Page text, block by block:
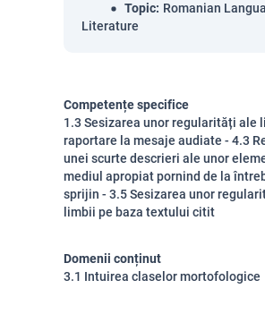
Topic: Romanian
Literature
Competențe specifice
1.3 Sesizarea unor regularități ale
raportare la mesaje audiate - 4.3
unei scurte descrieri ale unor
mediul apropiat pornind de la
sprijin - 3.5 Sesizarea unor
limbii pe baza textului citit
Domenii conținut
3.1 Intuirea claselor mortofologice